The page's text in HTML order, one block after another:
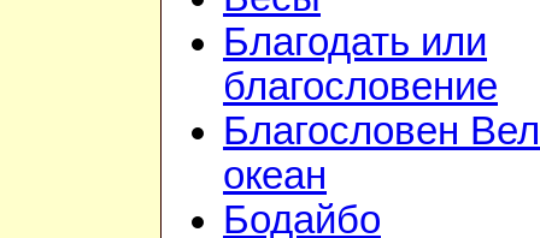
Благодать или
благословение
Благословен
океан
Бодайбо